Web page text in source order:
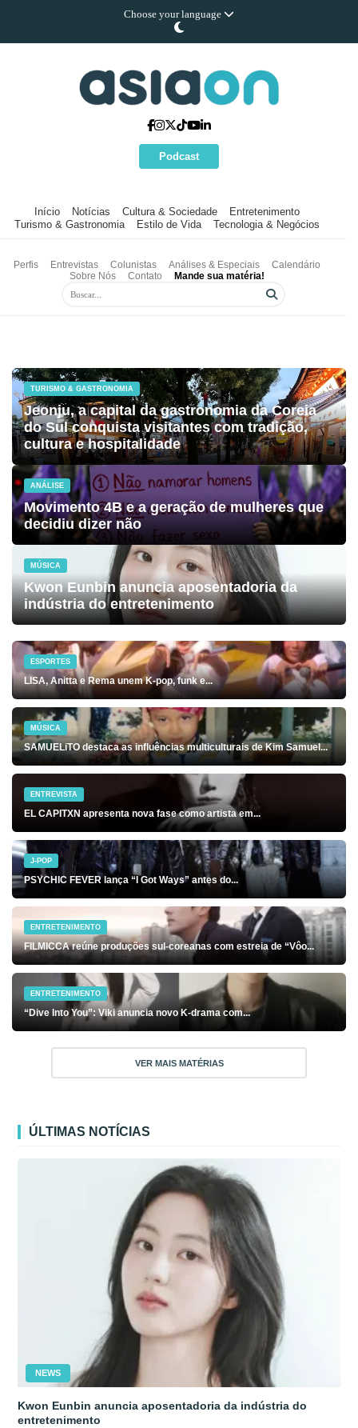
Choose your language
Podcast
Início Notícias Cultura & Sociedade
Entretenimento
Turismo & Gastronomia
Estilo de Vida Tecnologia & Negócios
Perfis Entrevistas Colunistas Análises & Especiais
Calendário
Sobre Nós
Contato Mande sua matéria!
TURISMO & GASTRONOMIA
Jeonju, a capital da gastronomia da Coreia
do Sul conquista visitantes com tradição,
cultura e hospitalidade
ANÁLISE
Movimento 4B e a geração de mulheres que
decidiu dizer não
MÚSICA
Kwon Eunbin anuncia aposentadoria da
indústria do entretenimento
ESPORTES
LISA, Anitta e Rema unem K-pop, funk e...
MÚSICA
SAMUELiTO destaca as influências multiculturais de Kim Samuel...
ENTREVISTA
EL CAPITXN apresenta nova fase como artista em...
J-POP
PSYCHIC FEVER lança “I Got Ways” antes do...
ENTRETENIMENTO
FILMICCA reúne produções sul-coreanas com estreia de “Vôo...
ENTRETENIMENTO
“Dive Into You”: Viki anuncia novo K-drama com...
VER MAIS MATÉRIAS
ÚLTIMAS NOTÍCIAS
NEWS
Kwon Eunbin anuncia aposentadoria da indústria do
entretenimento